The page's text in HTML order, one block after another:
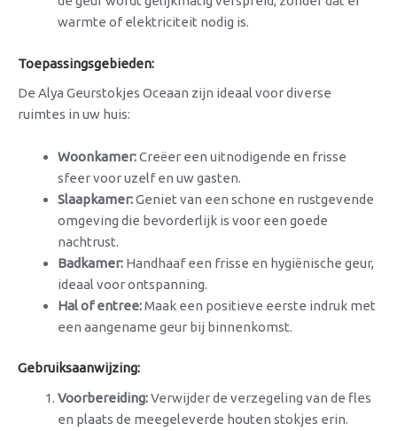
warmte of elektriciteit nodig is.
Toepassingsgebieden:
De Alya Geurstokjes Oceaan zijn ideaal voor diverse
ruimtes in uw huis:
Woonkamer:Creëer een uitnodigende en frisse
sfeer voor uzelf en uw gasten.
Slaapkamer:Geniet van een schone en rustgevende
omgeving die bevorderlijk is voor een goede
nachtrust.
Badkamer: Handhaaf een frisse en hygiënische geur,
ideaal voor ontspanning.
Hal of entree:Maak een positieve eerste indruk met
een aangename geur bij binnenkomst.
Gebruiksaanwijzing:
Voorbereiding:Verwijder de verzegeling van de fles
en plaats de meegeleverde houten stokjes erin.